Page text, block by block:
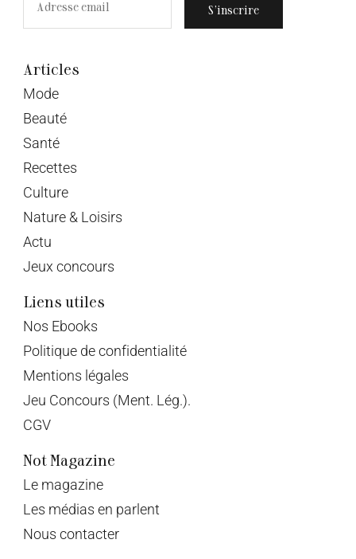
S’inscrire
Articles
Mode
Beauté
Santé
Recettes
Culture
Nature & Loisirs
Actu
Jeux concours
Liens utiles
Nos Ebooks
Politique de confidentialité
Mentions légales
Jeu Concours (Ment. Lég.).
CGV
Not Magazine
Le magazine
Les médias en parlent
Nous contacter